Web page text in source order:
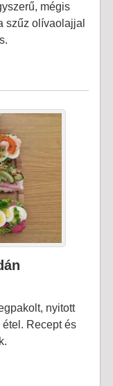
mégis
szűz olívaolajjal
nyitott
Recept és